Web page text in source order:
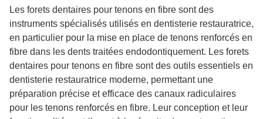
Les forets dentaires pour tenons en fibre sont des
instruments spécialisés utilisés en dentisterie restauratrice,
en particulier pour la mise en place de tenons renforcés en
fibre dans les dents traitées endodontiquement. Les forets
dentaires pour tenons en fibre sont des outils essentiels en
dentisterie restauratrice moderne, permettant une
préparation précise et efficace des canaux radiculaires
pour les tenons renforcés en fibre. Leur conception et leur